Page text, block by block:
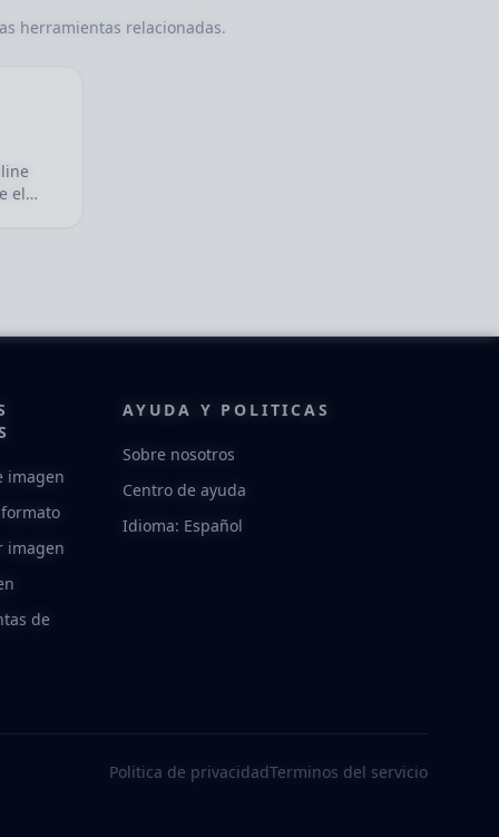
herramientas relacionadas.
el
imagen
imagen
de
AYUDA Y POLITICAS
Sobre nosotros
Centro de ayuda
Idioma: Español
Politica de privacidadTerminos del servicio